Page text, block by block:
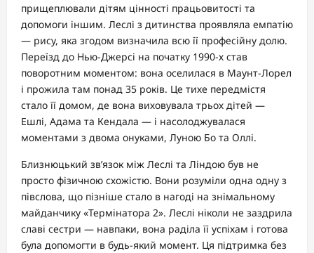
прищеплювали дітям цінності працьовитості та
допомоги іншим. Леслі з дитинства проявляла емпатію
— рису, яка згодом визначила всю її професійну долю.
Переїзд до Нью-Джерсі на початку 1990-х став
поворотним моментом: вона оселилася в Маунт-Лорел
і прожила там понад 35 років. Це тихе передмістя
стало її домом, де вона виховувала трьох дітей —
Ешлі, Адама та Кендала — і насолоджувалася
моментами з двома онуками, Луною Бо та Оллі.
Близнюцький зв’язок між Леслі та Ліндою був не
просто фізичною схожістю. Вони розуміли одна одну з
півслова, що пізніше стало в нагоді на знімальному
майданчику «Термінатора 2». Леслі ніколи не заздрила
славі сестри — навпаки, вона раділа її успіхам і готова
була допомогти в будь-який момент. Ця підтримка без